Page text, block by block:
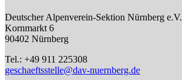
Deutscher Alpenverein-Sektion Nürnberg e.V.
Kornmarkt 6
90402 Nürnberg
Tel.: +49 911 225308
geschaeftsstelle@dav-nuernberg.de